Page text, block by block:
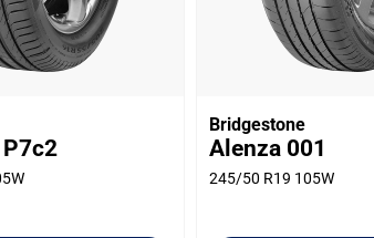
Bridgestone
Alenza 001
245/50 R19 105W